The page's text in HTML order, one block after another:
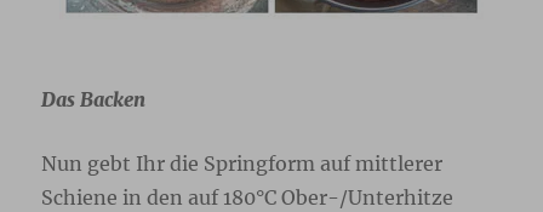
Das Backen
Nun gebt Ihr die Springform auf mittlerer
Schiene in den auf 180°C Ober-/Unterhitze